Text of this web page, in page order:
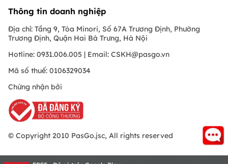
Thông tin doanh nghiệp
Địa chỉ: Tầng 9, Tòa Minori, Số 67A Trương Định, Phường
Trương Định, Quận Hai Bà Trưng, Hà Nội
Hotline: 0931.006.005 | Email: CSKH@pasgo.vn
Mã số thuế: 0106329034
Chứng nhận bởi
© Copyright 2010 PasGo.jsc, All rights reserved